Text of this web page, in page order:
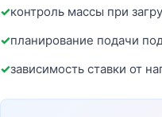
контроль массы при
планирование подачи
зависимость ставки от